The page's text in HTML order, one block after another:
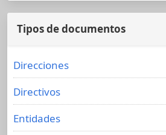
Tipos de documentos
Direcciones
Directivos
Entidades